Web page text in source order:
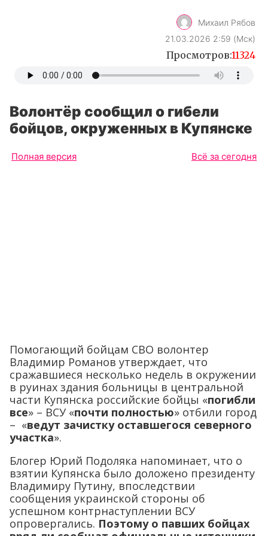
Михаил Рябов
21.03.2026 2:59 (Мск)
Просмотров:11324
Волонтёр сообщил о гибели
бойцов, окруженных в Купянске
Полная версия Всё за сегодня
Помогающий бойцам СВО волонтер
Владимир Романов утверждает, что
сражавшиеся несколько недель в окружении
в руинах здания больницы в центральной
части Купянска российские бойцы «погибли
все» – ВСУ «почти полностью» отбили город
– «ведут зачистку оставшегося северного
участка».
Блогер Юрий Подоляка напоминает, что о
взятии Купянска было доложено президенту
Владимиру Путину, впоследствии
сообщения украинской стороны об
успешном контрнаступлении ВСУ
опровергались. Поэтому о павших бойцах